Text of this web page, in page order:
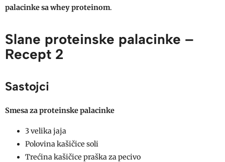
palacinke sa whey proteinom.
Slane proteinske palacinke –
Recept 2
Sastojci
Smesa za proteinske palacinke
3 velika jaja
Polovina kašičice soli
Trećina kašičice praška za pecivo